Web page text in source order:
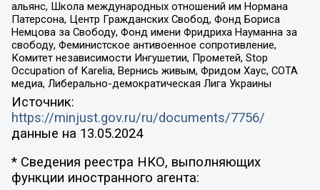
альянс, Школа международных отношений им Нормана
Патерсона, Центр Гражданских Свобод, Фонд Бориса
Немцова за Свободу, Фонд имени Фридриха Науманна за
свободу, Феминистское антивоенное сопротивление,
Комитет независимости Ингушетии, Прометей, Stop
Occupation of Karelia, Вернись живым, Фридом Хаус, СОТА
медиа, Либерально-демократическая Лига Украины
Источник:
https://minjust.gov.ru/ru/documents/7756/
данные на 13.05.2024
* Сведения реестра НКО, выполняющих
функции иностранного агента: